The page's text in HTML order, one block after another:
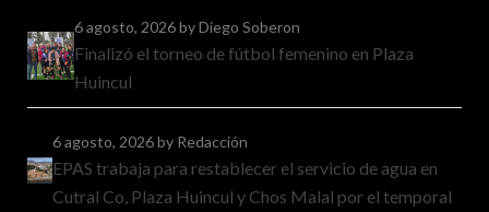
6 agosto, 2026by Diego Soberon
Finalizó el torneo de fútbol femenino en Plaza
Huincul
6 agosto, 2026by Redacción
EPAS trabaja para restablecer el servicio de agua en
Cutral Co, Plaza Huincul y Chos Malal por el temporal